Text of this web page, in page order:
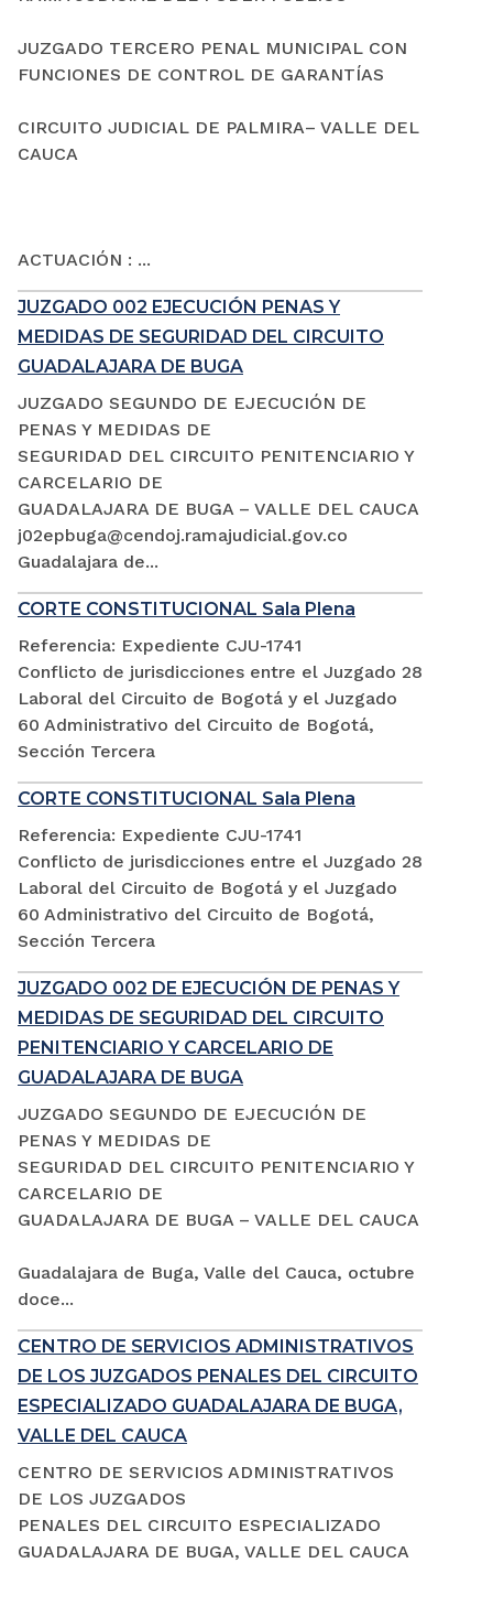
JUZGADO TERCERO PENAL MUNICIPAL CON
FUNCIONES DE CONTROL DE GARANTÍAS
CIRCUITO JUDICIAL DE PALMIRA– VALLE DEL
CAUCA
ACTUACIÓN : ...
JUZGADO 002 EJECUCIÓN PENAS Y
MEDIDAS DE SEGURIDAD DEL CIRCUITO
GUADALAJARA DE BUGA
JUZGADO SEGUNDO DE EJECUCIÓN DE
PENAS Y MEDIDAS DE
SEGURIDAD DEL CIRCUITO PENITENCIARIO Y
CARCELARIO DE
GUADALAJARA DE BUGA – VALLE DEL CAUCA
j02epbuga@cendoj.ramajudicial.gov.co
Guadalajara de...
CORTE CONSTITUCIONAL Sala Plena
Referencia: Expediente CJU-1741
Conflicto de jurisdicciones entre el Juzgado 28
Laboral del Circuito de Bogotá y el Juzgado
60 Administrativo del Circuito de Bogotá,
Sección Tercera
CORTE CONSTITUCIONAL Sala Plena
Referencia: Expediente CJU-1741
Conflicto de jurisdicciones entre el Juzgado 28
Laboral del Circuito de Bogotá y el Juzgado
60 Administrativo del Circuito de Bogotá,
Sección Tercera
JUZGADO 002 DE EJECUCIÓN DE PENAS Y
MEDIDAS DE SEGURIDAD DEL CIRCUITO
PENITENCIARIO Y CARCELARIO DE
GUADALAJARA DE BUGA
JUZGADO SEGUNDO DE EJECUCIÓN DE
PENAS Y MEDIDAS DE
SEGURIDAD DEL CIRCUITO PENITENCIARIO Y
CARCELARIO DE
GUADALAJARA DE BUGA – VALLE DEL CAUCA
Guadalajara de Buga, Valle del Cauca, octubre
doce...
CENTRO DE SERVICIOS ADMINISTRATIVOS
DE LOS JUZGADOS PENALES DEL CIRCUITO
ESPECIALIZADO GUADALAJARA DE BUGA,
VALLE DEL CAUCA
CENTRO DE SERVICIOS ADMINISTRATIVOS
DE LOS JUZGADOS
PENALES DEL CIRCUITO ESPECIALIZADO
GUADALAJARA DE BUGA, VALLE DEL CAUCA